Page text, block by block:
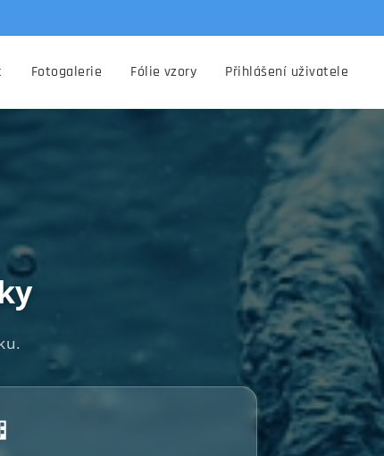
Fotogalerie Fólie vzory Přihlášení uživatele